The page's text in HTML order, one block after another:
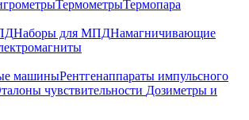
ТермометрыТермопара
Наборы для МПДНамагничивающие
машиныРентгенаппараты импульсного
чувствительности Дозиметры и